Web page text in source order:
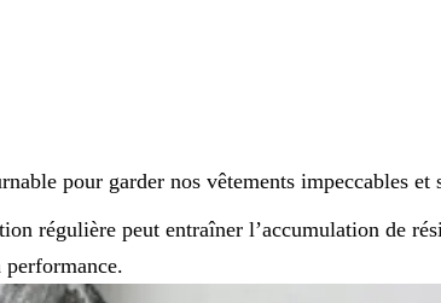
pour garder nos vêtements impeccables et
régulière peut entraîner l’accumulation de
performance.